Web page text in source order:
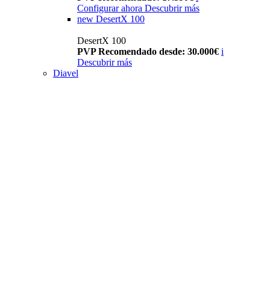
Configurar ahora Descubrir más
new DesertX 100
DesertX 100
PVP Recomendado desde: 30.000€ i
Descubrir más
Diavel